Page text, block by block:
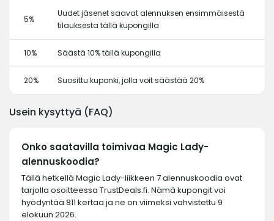
5%
Uudet jäsenet saavat alennuksen ensimmäisestä
tilauksesta tällä kupongilla
10% Säästä 10% tällä kupongilla
20% Suosittu kuponki, jolla voit säästää 20%
Usein kysyttyä (FAQ)
Onko saatavilla toimivaa Magic Lady-
alennuskoodia?
Tällä hetkellä Magic Lady-liikkeen 7 alennuskoodia ovat
tarjolla osoitteessa TrustDeals.fi. Nämä kupongit voi
hyödyntää 811 kertaa ja ne on viimeksi vahvistettu 9
elokuun 2026.